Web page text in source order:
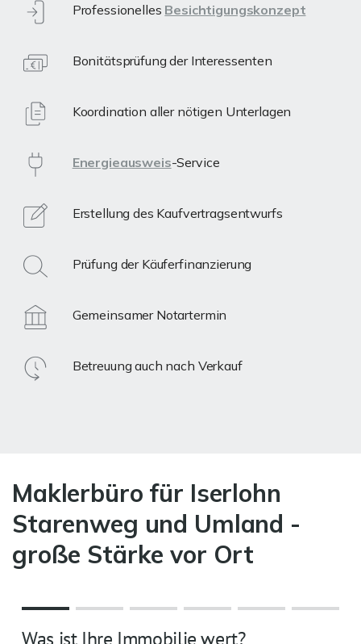
Professionelles Besichtigungskonzept
Bonitätsprüfung der Interessenten
Koordination aller nötigen Unterlagen
Energieausweis-Service
Erstellung des Kaufvertragsentwurfs
Prüfung der Käuferfinanzierung
Gemeinsamer Notartermin
Betreuung auch nach Verkauf
Maklerbüro für Iserlohn
Starenweg und Umland -
große Stärke vor Ort